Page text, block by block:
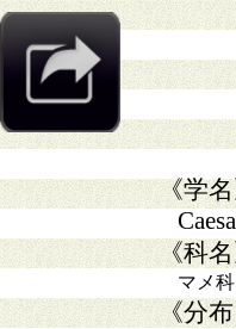
《学
《科
マメ科
《分